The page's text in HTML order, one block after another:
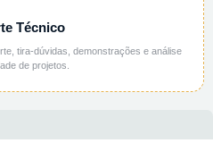
Técnico
tira-dúvidas, demonstrações e análise
de projetos.